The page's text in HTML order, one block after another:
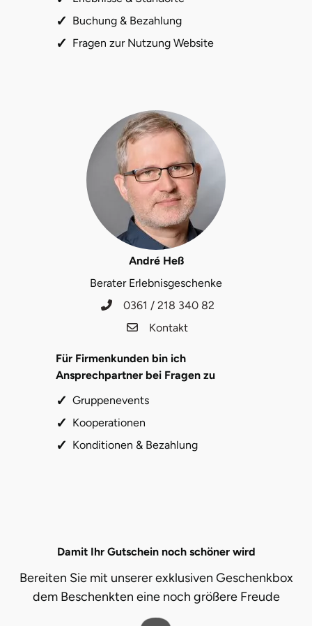
Buchung & Bezahlung
Fragen zur Nutzung Website
André Heß
Berater Erlebnisgeschenke
0361 / 218 340 82
Kontakt
Für Firmenkunden bin ich
Ansprechpartner bei Fragen zu
Gruppenevents
Kooperationen
Konditionen & Bezahlung
Damit Ihr Gutschein noch schöner wird
Bereiten Sie mit unserer exklusiven Geschenkbox
dem Beschenkten eine noch größere Freude